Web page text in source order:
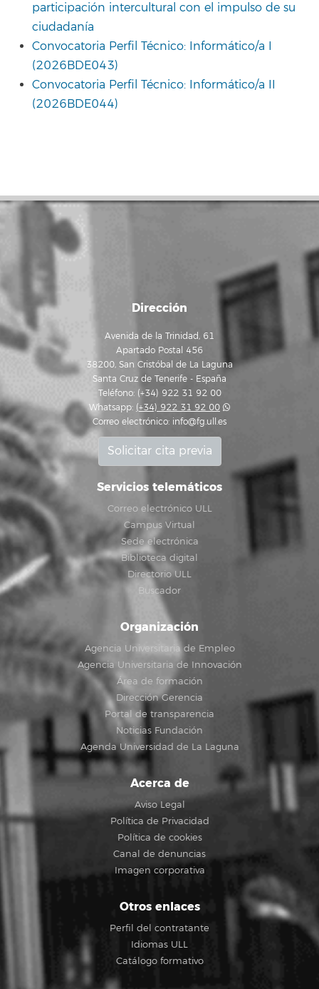
participación intercultural con el impulso de su
ciudadanía
Convocatoria Perfil Técnico: Informático/a I
(2026BDE043)
Convocatoria Perfil Técnico: Informático/a II
(2026BDE044)
Dirección
Avenida de la Trinidad, 61
Apartado Postal 456
38200, San Cristóbal de La Laguna
Santa Cruz de Tenerife - España
Teléfono: (+34) 922 31 92 00
Whatsapp: (+34) 922 31 92 00
Correo electrónico: info@fg.ull.es
Solicitar cita previa
Servicios telemáticos
Correo electrónico ULL
Campus Virtual
Sede electrónica
Biblioteca digital
Directorio ULL
Buscador
Organización
Agencia Universitaria de Empleo
Agencia Universitaria de Innovación
Área de formación
Dirección Gerencia
Portal de transparencia
Noticias Fundación
Agenda Universidad de La Laguna
Acerca de
Aviso Legal
Política de Privacidad
Política de cookies
Canal de denuncias
Imagen corporativa
Otros enlaces
Perfil del contratante
Idiomas ULL
Catálogo formativo